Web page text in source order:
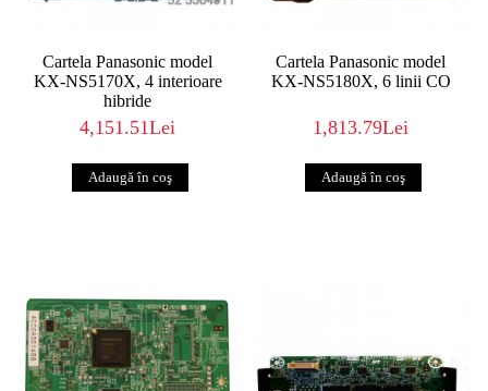
Cartela Panasonic model
KX-NS5170X, 4 interioare
hibride
4,151.51Lei
Cartela Panasonic model
KX-NS5180X, 6 linii CO
1,813.79Lei